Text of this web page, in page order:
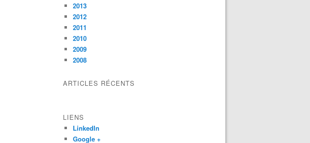
2013
2012
2011
2010
2009
2008
ARTICLES RÉCENTS
LIENS
LinkedIn
Google +